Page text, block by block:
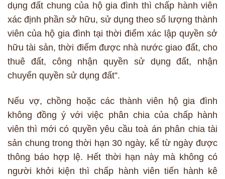
dụng đất chung của hộ gia đình thì chấp hành viên
xác định phần sở hữu, sử dụng theo số lượng thành
viên của hộ gia đình tại thời điểm xác lập quyền sở
hữu tài sản, thời điểm được nhà nước giao đất, cho
thuê đất, công nhận quyền sử dụng đất, nhận
chuyển quyền sử dụng đất”.
Nếu vợ, chồng hoặc các thành viên hộ gia đình
không đồng ý với việc phân chia của chấp hành
viên thì mới có quyền yêu cầu toà án phân chia tài
sản chung trong thời hạn 30 ngày, kể từ ngày được
thông báo hợp lệ. Hết thời hạn này mà không có
người khởi kiện thì chấp hành viên tiến hành kê